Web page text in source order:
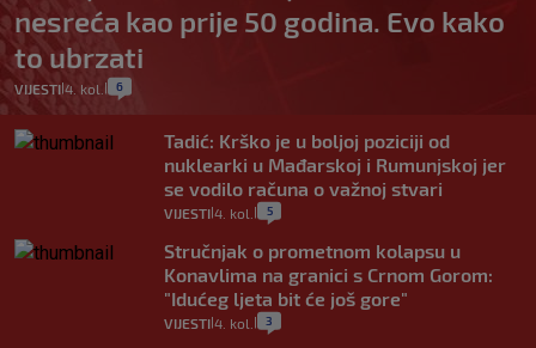
nesreća kao prije 50 godina. Evo kako
to ubrzati
VIJESTI 4. kol. 6
Tadić: Krško je u boljoj poziciji od
nuklearki u Mađarskoj i Rumunjskoj jer
se vodilo računa o važnoj stvari
VIJESTI 4. kol. 5
Stručnjak o prometnom kolapsu u
Konavlima na granici s Crnom Gorom:
"Idućeg ljeta bit će još gore"
VIJESTI 4. kol. 3